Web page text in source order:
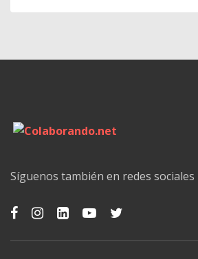
Síguenos también en redes sociales